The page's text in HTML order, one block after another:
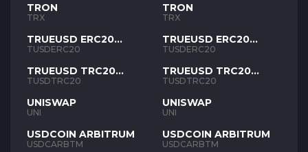
TRON
TRX
TRUEUSD ERC20
TUSD
TUSDERC20
TRUEUSD TRC20
TUSD
TUSDTRC20
UNISWAP
UNI
USDCOIN ARBITRUM
USDCARBTM
TRON
TRX
TRUEUSD ERC20
TUSD
TUSDERC20
TRUEUSD TRC20
TUSD
TUSDTRC20
UNISWAP
UNI
USDCOIN ARBITRUM
USDCARBTM